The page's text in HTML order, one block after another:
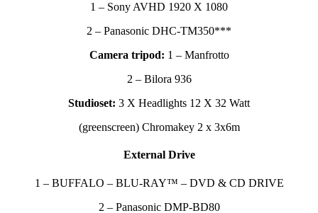
1 – Sony AVHD 1920 X 1080
2 – Panasonic DHC-TM350***
Camera tripod: 1 – Manfrotto
2 – Bilora 936
Studioset: 3 X Headlights 12 X 32 Watt
(greenscreen) Chromakey 2 x 3x6m
External Drive
1 – BUFFALO – BLU-RAY™ – DVD & CD DRIVE
2 – Panasonic DMP-BD80